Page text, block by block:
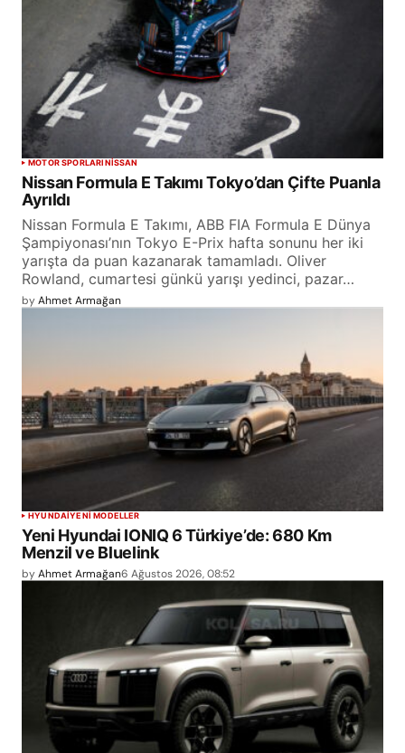
MOTOR SPORLARINISSAN
Nissan Formula E Takımı Tokyo’dan Çifte Puanla
Ayrıldı
Nissan Formula E Takımı, ABB FIA Formula E Dünya
Şampiyonası’nın Tokyo E-Prix hafta sonunu her iki
yarışta da puan kazanarak tamamladı. Oliver
Rowland, cumartesi günkü yarışı yedinci, pazar…
byAhmet Armağan
HYUNDAIYENİ MODELLER
Yeni Hyundai IONIQ 6 Türkiye’de: 680 Km
Menzil ve Bluelink
byAhmet Armağan6 Ağustos 2026, 08:52